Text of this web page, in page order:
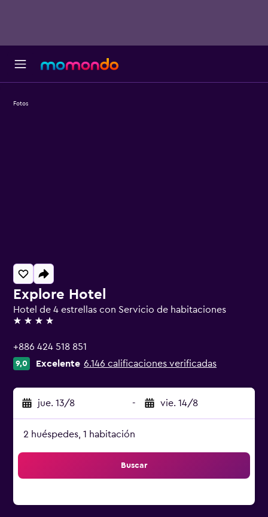
Explore Hotel
Hotel de 4 estrellas con Servicio de habitaciones
4 estrellas
+886 424 518 851
9,0 Excelente 6.146 calificaciones verificadas
jue. 13/8 - vie. 14/8
2 huéspedes, 1 habitación
Buscar
Fotos